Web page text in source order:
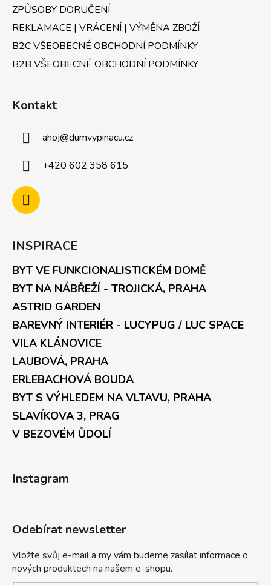
ZPŮSOBY DORUČENÍ
REKLAMACE | VRÁCENÍ | VÝMĚNA ZBOŽÍ
B2C VŠEOBECNÉ OBCHODNÍ PODMÍNKY
B2B VŠEOBECNÉ OBCHODNÍ PODMÍNKY
Kontakt
ahoj@dumvypinacu.cz
+420 602 358 615
INSPIRACE
BYT VE FUNKCIONALISTICKÉM DOMĚ
BYT NA NÁBŘEŽÍ - TROJICKÁ, PRAHA
ASTRID GARDEN
BAREVNÝ INTERIÉR - LUCYPUG / LUC SPACE
VILA KLÁNOVICE
LAUBOVÁ, PRAHA
ERLEBACHOVÁ BOUDA
BYT S VÝHLEDEM NA VLTAVU, PRAHA
SLAVÍKOVA 3, PRAG
V BEZOVÉM ŮDOLÍ
Instagram
Odebírat newsletter
Vložte svůj e-mail a my vám budeme zasílat informace o
nových produktech na našem e-shopu.